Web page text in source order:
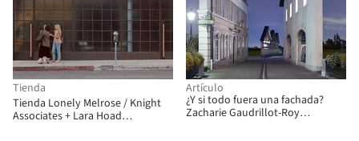
Tienda
Tienda Lonely Melrose / Knight
Associates + Lara Hoad
Artículo
¿Y si todo fuera una fachada?
Zacharie Gaudrillot-Roy